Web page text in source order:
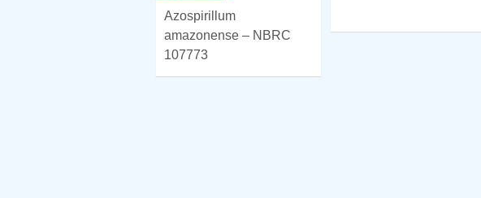
Azospirillum
amazonense – NBRC
107773